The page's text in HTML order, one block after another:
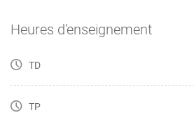
Heures d'enseignement
TD
TP